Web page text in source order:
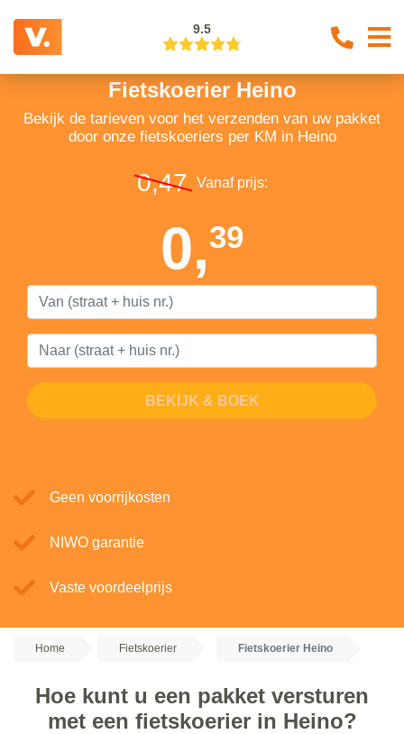
9.5
Fietskoerier Heino
Bekijk de tarieven voor het verzenden van uw pakket
door onze fietskoeriers per KM in Heino
0,47 Vanaf prijs:
0,39
BEKIJK & BOEK
Geen voorrijkosten
NIWO garantie
Vaste voordeelprijs
Home Fietskoerier Fietskoerier Heino
Hoe kunt u een pakket versturen
met een fietskoerier in Heino?